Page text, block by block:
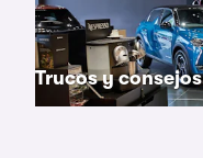
Trucos y consejos